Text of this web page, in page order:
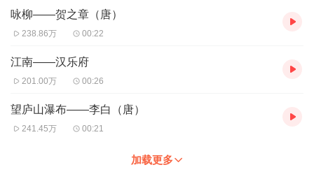
咏柳——贺之章（唐）
238.86万 00:22
江南——汉乐府
201.00万 00:26
望庐山瀑布——李白（唐）
241.45万 00:21
加载更多